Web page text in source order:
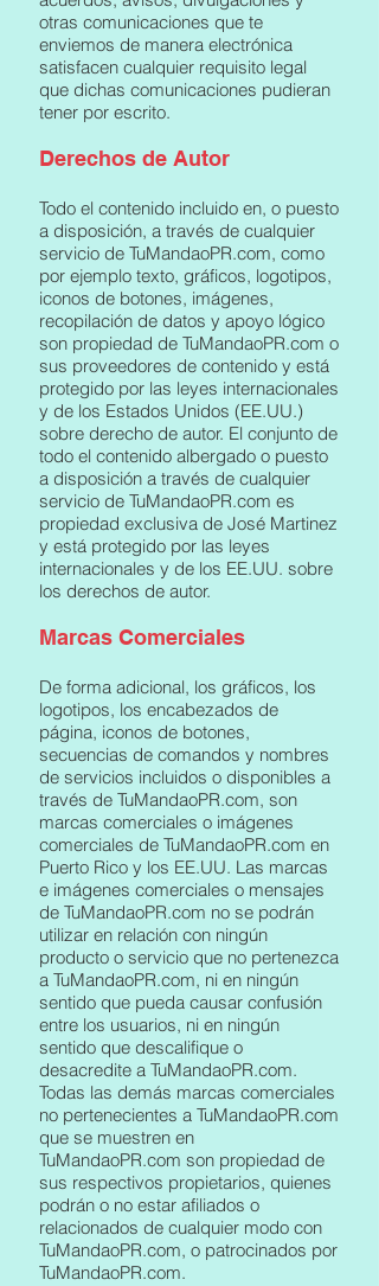
otras comunicaciones que te
enviemos de manera electrónica
satisfacen cualquier requisito legal
que dichas comunicaciones pudieran
tener por escrito.
Derechos de Autor
Todo el contenido incluido en, o puesto
a disposición, a través de cualquier
servicio de TuMandaoPR.com, como
por ejemplo texto, gráficos, logotipos,
iconos de botones, imágenes,
recopilación de datos y apoyo lógico
son propiedad de TuMandaoPR.com o
sus proveedores de contenido y está
protegido por las leyes internacionales
y de los Estados Unidos (EE.UU.)
sobre derecho de autor. El conjunto de
todo el contenido albergado o puesto
a disposición a través de cualquier
servicio de TuMandaoPR.com es
propiedad exclusiva de José Martinez
y está protegido por las leyes
internacionales y de los EE.UU. sobre
los derechos de autor.
Marcas Comerciales
De forma adicional, los gráficos, los
logotipos, los encabezados de
página, iconos de botones,
secuencias de comandos y nombres
de servicios incluidos o disponibles a
través de TuMandaoPR.com, son
marcas comerciales o imágenes
comerciales de TuMandaoPR.com en
Puerto Rico y los EE.UU. Las marcas
e imágenes comerciales o mensajes
de TuMandaoPR.com no se podrán
utilizar en relación con ningún
producto o servicio que no pertenezca
a TuMandaoPR.com, ni en ningún
sentido que pueda causar confusión
entre los usuarios, ni en ningún
sentido que descalifique o
desacredite a TuMandaoPR.com.
Todas las demás marcas comerciales
no pertenecientes a TuMandaoPR.com
que se muestren en
TuMandaoPR.com son propiedad de
sus respectivos propietarios, quienes
podrán o no estar afiliados o
relacionados de cualquier modo con
TuMandaoPR.com, o patrocinados por
TuMandaoPR.com.